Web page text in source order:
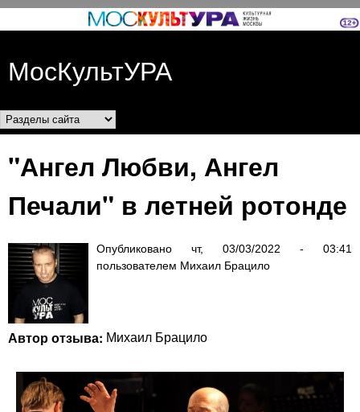
Перейти к основному
МосКультУРА
Разделы сайта
"Ангел Любви, Ангел
Печали" в летней ротонде
Опубликовано чт, 03/03/2022 - 03:41
пользователем Михаил Брацило
Автор отзыва: Михаил Брацило